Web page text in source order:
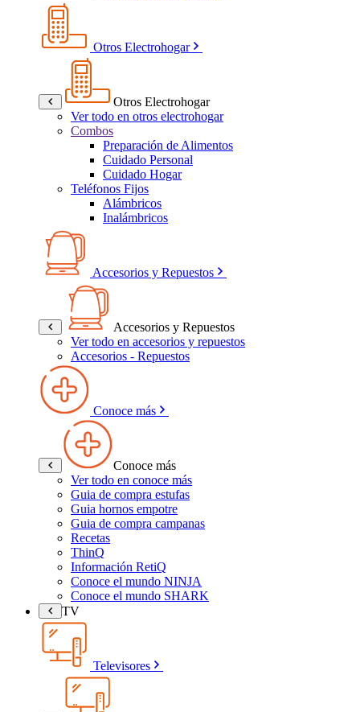
Otros Electrohogar
Otros Electrohogar
Ver todo en otros electrohogar
Combos
Preparación de Alimentos
Cuidado Personal
Cuidado Hogar
Teléfonos Fijos
Alámbricos
Inalámbricos
Accesorios y Repuestos
Accesorios y Repuestos
Ver todo en accesorios y repuestos
Accesorios - Repuestos
Conoce más
Conoce más
Ver todo en conoce más
Guia de compra estufas
Guia hornos empotre
Guia de compra campanas
Recetas
ThinQ
Información RetiQ
Conoce el mundo NINJA
Conoce el mundo SHARK
TV
Televisores